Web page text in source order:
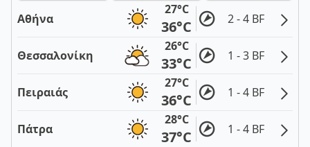
Αθήνα
27°C
36°C 2 - 4 BF
Θεσσαλονίκη
26°C
33°C 1 - 3 BF
Πειραιάς
27°C
36°C 1 - 4 BF
Πάτρα
28°C
37°C 1 - 4 BF